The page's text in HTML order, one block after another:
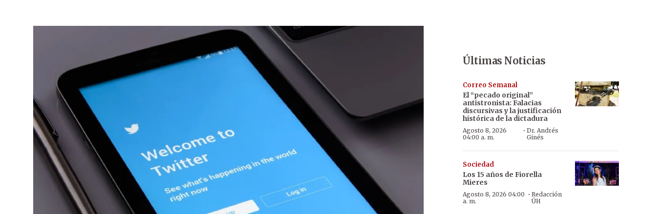
Últimas Noticias
Correo Semanal
El “pecado original”
antistronista: Falacias
discursivas y la justificación
histórica de la dictadura
Agosto 8, 2026
04:00 a. m.
·Dr. Andrés
Ginés
Sociedad
Los 15 años de Fiorella
Mieres
Agosto 8, 2026 04:00
a. m.
· Redacción
ÚH